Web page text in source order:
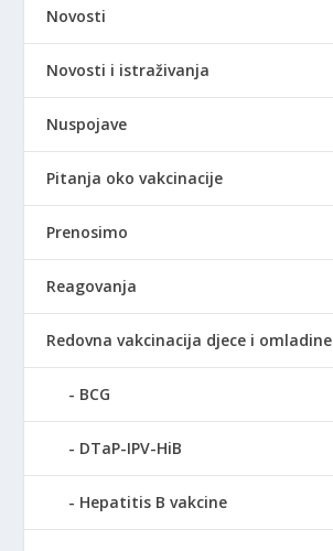
Novosti
Novosti i istraživanja
Nuspojave
Pitanja oko vakcinacije
Prenosimo
Reagovanja
Redovna vakcinacija djece i omladine
BCG
DTaP-IPV-HiB
Hepatitis B vakcine